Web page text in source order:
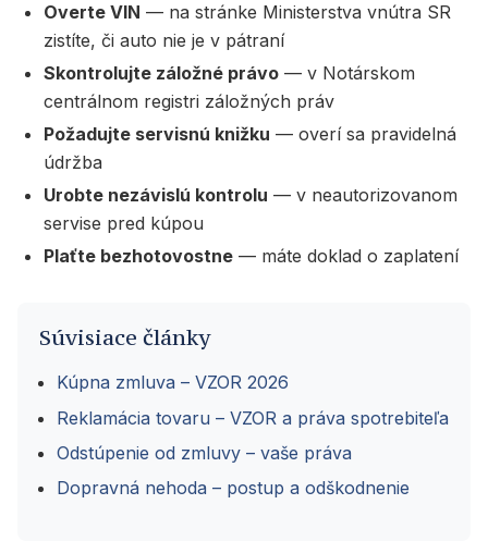
Overte VIN — na stránke Ministerstva vnútra SR
zistíte, či auto nie je v pátraní
Skontrolujte záložné právo — v Notárskom
centrálnom registri záložných práv
Požadujte servisnú knižku — overí sa pravidelná
údržba
Urobte nezávislú kontrolu — v neautorizovanom
servise pred kúpou
Plaťte bezhotovostne — máte doklad o zaplatení
Súvisiace články
Kúpna zmluva – VZOR 2026
Reklamácia tovaru – VZOR a práva spotrebiteľa
Odstúpenie od zmluvy – vaše práva
Dopravná nehoda – postup a odškodnenie